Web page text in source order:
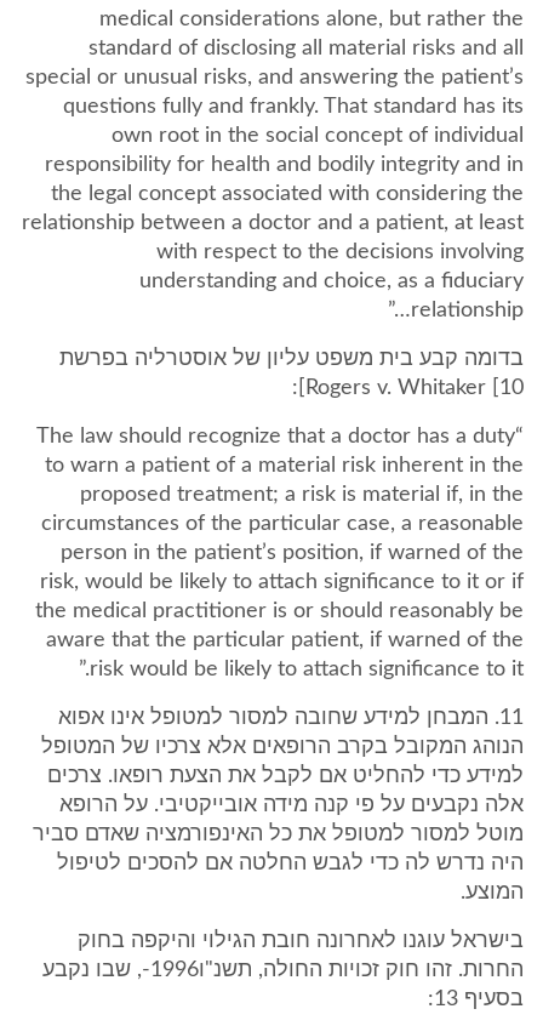
medical considerations alone, but rather the
standard of disclosing all material risks and all
special or unusual risks, and answering the patient’s
questions fully and frankly. That standard has its
own root in the social concept of individual
responsibility for health and bodily integrity and in
the legal concept associated with considering the
relationship between a doctor and a patient, at least
with respect to the decisions involving
understanding and choice, as a fiduciary
relationship…”
בדומה קבע בית משפט עליון של אוסטרליה בפרשת
Rogers v. Whitaker [10]:
“The law should recognize that a doctor has a duty
to warn a patient of a material risk inherent in the
proposed treatment; a risk is material if, in the
circumstances of the particular case, a reasonable
person in the patient’s position, if warned of the
risk, would be likely to attach significance to it or if
the medical practitioner is or should reasonably be
aware that the particular patient, if warned of the
risk would be likely to attach significance to it.”
11. המבחן למידע שחובה למסור למטופל אינו אפוא
הנוהג המקובל בקרב הרופאים אלא צרכיו של המטופל
למידע כדי להחליט אם לקבל את הצעת רופאו. צרכים
אלה נקבעים על פי קנה מידה אובייקטיבי. על הרופא
מוטל למסור למטופל את כל האינפורמציה שאדם סביר
היה נדרש לה כדי לגבש החלטה אם להסכים לטיפול
המוצע.
בישראל עוגנו לאחרונה חובת הגילוי והיקפה בחוק
החרות. זהו חוק זכויות החולה, תשנ"ו1996-, שבו נקבע
בסעיף 13: